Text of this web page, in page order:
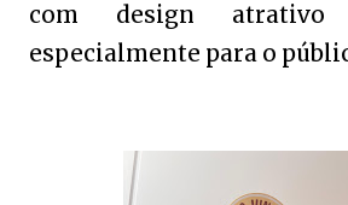
com design atrativo
especialmente para o